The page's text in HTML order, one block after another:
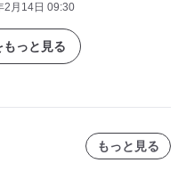
2月14日 09:30
っと見る
もっと見る